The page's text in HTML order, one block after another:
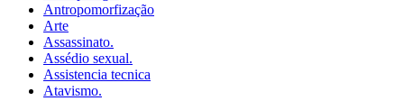
Antropomorfização
Arte
Assassinato.
Assédio sexual.
Assistencia tecnica
Atavismo.